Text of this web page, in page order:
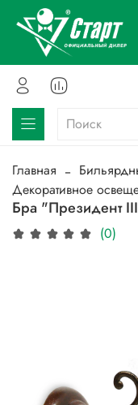
Главная
Декоративное
Бра "Президент
(0)